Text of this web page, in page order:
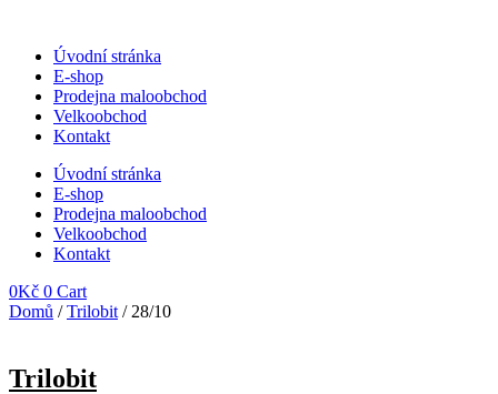
obsahuÚvodní stránka
E-shop
Prodejna maloobchod
Velkoobchod
Kontakt
Úvodní stránka
E-shop
Prodejna maloobchod
Velkoobchod
Kontakt
0Kč 0 Cart
Domů /Trilobit / 28/10
Trilobit